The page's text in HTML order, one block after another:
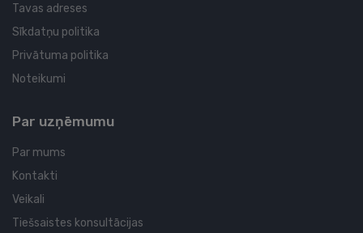
Tavas adreses
Sīkdatņu politika
Privātuma politika
Noteikumi
Par uzņēmumu
Par mums
Kontakti
Veikali
Tiešsaistes konsultācijas